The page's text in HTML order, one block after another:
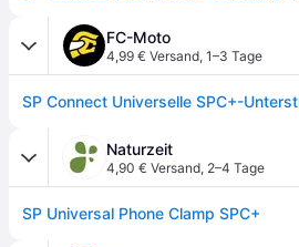
FC-Moto
4,99 € Versand, 1–3 Tage
SP Connect Universelle SPC+-
Naturzeit
4,90 € Versand, 2–4 Tage
SP Universal Phone Clamp SPC+